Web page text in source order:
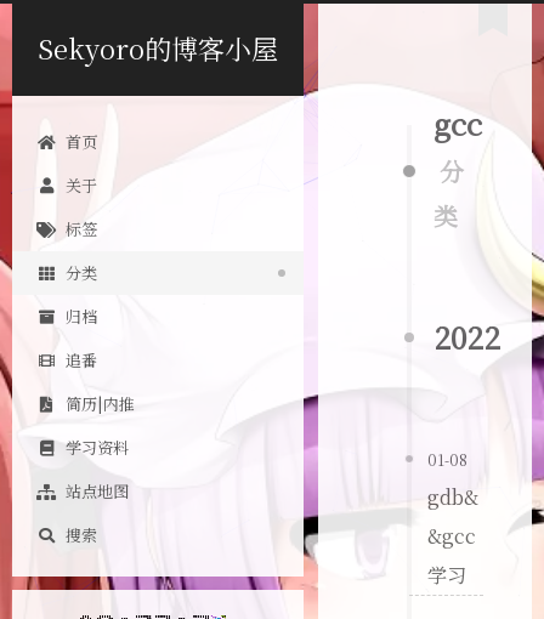
Sekyoro的博客小屋
首页
关于
标签
分类
归档
追番
简历|内推
学习资料
站点地图
搜索
gcc
分
类
2022
01-08
gdb&
&gcc
学习